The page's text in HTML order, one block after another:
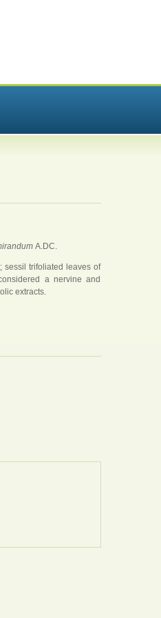
A.DC.
sessil trifoliated leaves of
a nervine and
extracts.